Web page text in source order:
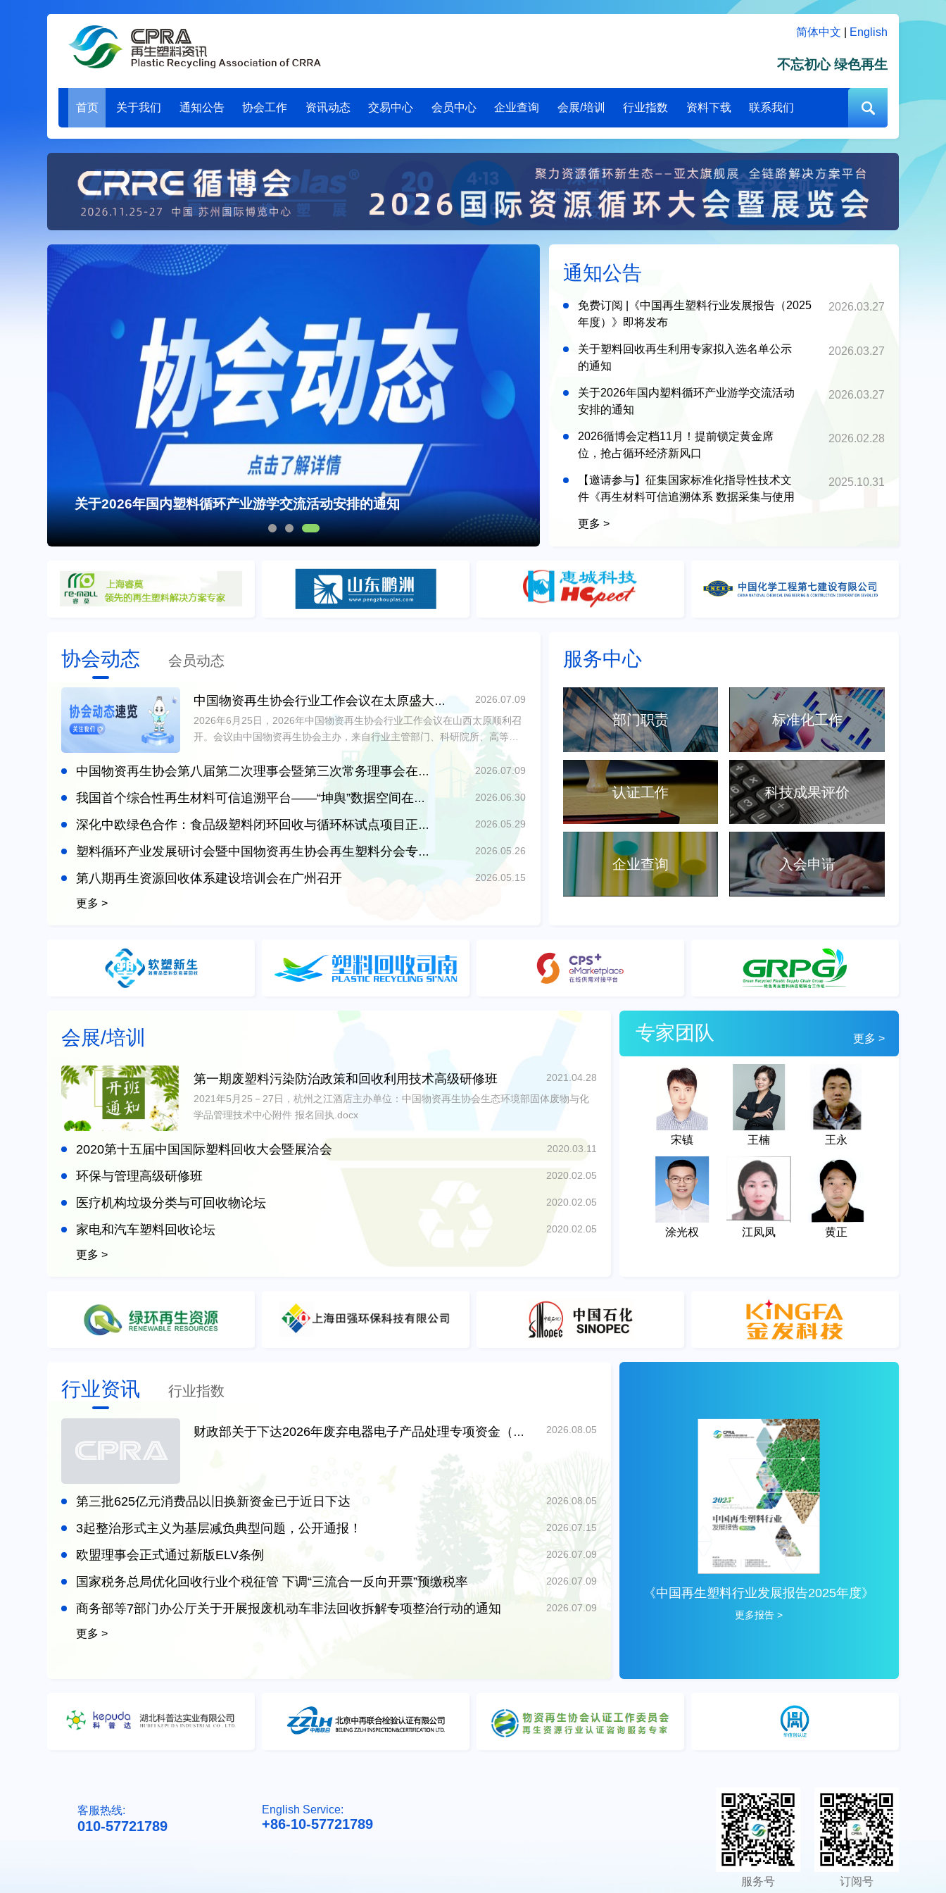
简体中文 English
不忘初心 绿色再生
首页 关于我们 通知公告 协会工作 资讯动态 交易中心 会员中心 企业查询 会展/培训 行业指数 资料下载 联系我们
关于2026年国内塑料循环产业游学交流活动安排的通知
通知公告
免费订阅 |《中国再生塑料行业发展报告（2025
年度）》即将发布
2026.03.27
2026.03.27
关于塑料回收再生利用专家拟入选名单公示
的通知
2026.03.27
关于2026年国内塑料循环产业游学交流活动
安排的通知
2026.02.28
2026循博会定档11月！提前锁定黄金席
位，抢占循环经济新风口
2025.10.31
【邀请参与】征集国家标准化指导性技术文
件《再生材料可信追溯体系 数据采集与使用
更多 >
协会动态 会员动态
中国物资再生协会行业工作会议在太原盛大召开
2026年6月25日，2026年中国物资再生协会行业工作会议在山西太原顺利召
开。会议由中国物资再生协会主办，来自行业主管部门、科研院所、高等院
校、省市协会及全国再生资源回收利用领域企业的600余名代表参会，共同
探…
2026.07.09
2026.07.09
中国物资再生协会第八届第二次理事会暨第三次常务理事会在太原隆重召开
2026.06.30
我国首个综合性再生材料可信追溯平台——“坤舆”数据空间在沪启动试运行
2026.05.29
深化中欧绿色合作：食品级塑料闭环回收与循环杯试点项目正式启动
2026.05.26
塑料循环产业发展研讨会暨中国物资再生协会再生塑料分会专家交流会在上海大学圆满召开
2026.05.15
第八期再生资源回收体系建设培训会在广州召开
更多 >
服务中心
部门职责 标准化工作
认证工作 科技成果评价
企业查询 入会申请
会展/培训
第一期废塑料污染防治政策和回收利用技术高级研修班
2021年5月25－27日，杭州之江酒店主办单位：中国物资再生协会生态环境部固体废物与化
学品管理技术中心附件 报名回执.docx
2021.04.28
2020.03.11
2020第十五届中国国际塑料回收大会暨展洽会
2020.02.05
环保与管理高级研修班
2020.02.05
医疗机构垃圾分类与可回收物论坛
2020.02.05
家电和汽车塑料回收论坛
更多 >
专家团队 更多 >
宋镇 王楠 王永
涂光权 江凤凤 黄正
行业资讯 行业指数
财政部关于下达2026年废弃电器电子产品处理专项资金（第二批）预算的通知 2026.08.05
2026.08.05
第三批625亿元消费品以旧换新资金已于近日下达
2026.07.15
3起整治形式主义为基层减负典型问题，公开通报！
2026.07.09
欧盟理事会正式通过新版ELV条例
2026.07.09
国家税务总局优化回收行业个税征管 下调“三流合一反向开票”预缴税率
2026.07.09
商务部等7部门办公厅关于开展报废机动车非法回收拆解专项整治行动的通知
更多 >
《中国再生塑料行业发展报告2025年度》
更多报告 >
订阅号
服务号
客服热线:
010-57721789
English Service:
+86-10-57721789